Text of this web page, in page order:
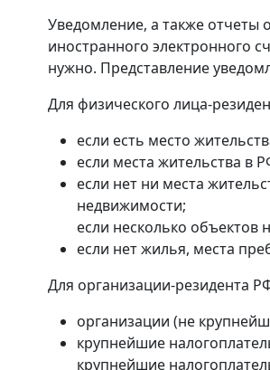
Уведомление, а также отчеты
иностранного электронного
нужно. Представление
Для физического лица-
если есть место
если места жительства в
если нет ни места
недвижимости;
если несколько
если нет жилья, места
Для организации-резидента
организации (не
крупнейшие
крупнейшие